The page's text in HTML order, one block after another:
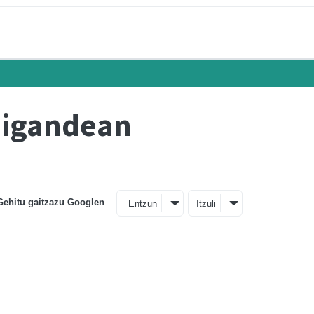
gaitzazu Googlen Entzun Itzuli